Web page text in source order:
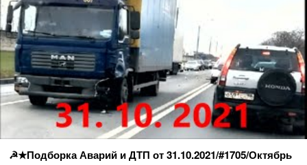
☭★Подборка Аварий и ДТП от 31.10.2021/#1705/Октябрь